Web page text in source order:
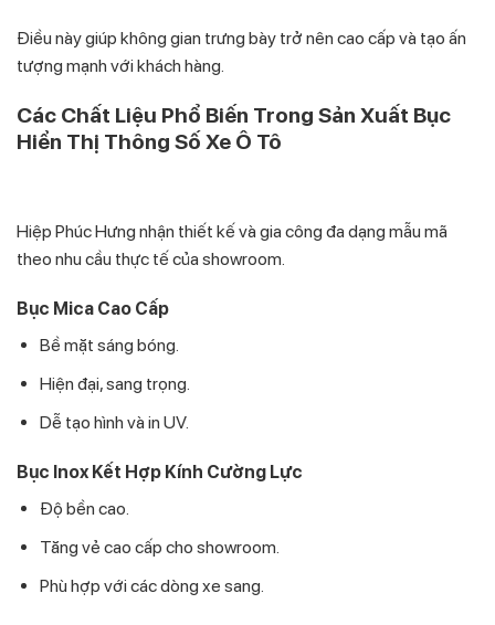
Điều này giúp không gian trưng bày trở nên cao cấp và tạo ấn
tượng mạnh với khách hàng.
Các Chất Liệu Phổ Biến Trong Sản Xuất Bục
Hiển Thị Thông Số Xe Ô Tô
Hiệp Phúc Hưng nhận thiết kế và gia công đa dạng mẫu mã
theo nhu cầu thực tế của showroom.
Bục Mica Cao Cấp
Bề mặt sáng bóng.
Hiện đại, sang trọng.
Dễ tạo hình và in UV.
Bục Inox Kết Hợp Kính Cường Lực
Độ bền cao.
Tăng vẻ cao cấp cho showroom.
Phù hợp với các dòng xe sang.